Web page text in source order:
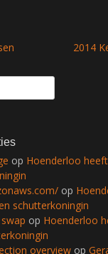
Volgend
2014
op Hoenderloo
op
schutterkoningin
op Hoenderloo
overview op